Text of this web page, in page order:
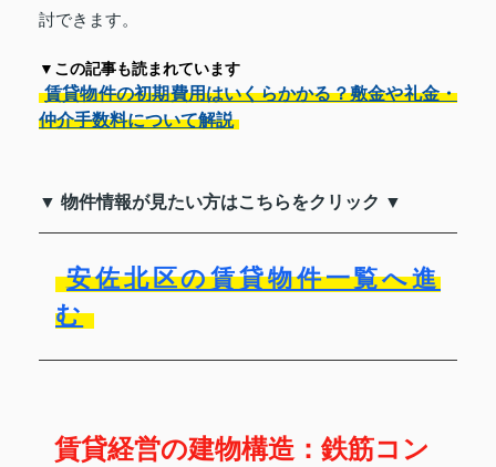
討できます。
▼この記事も読まれています
賃貸物件の初期費用はいくらかかる？敷金や礼金・
仲介手数料について解説
▼ 物件情報が見たい方はこちらをクリック ▼
安佐北区の賃貸物件一覧へ進
む
賃貸経営の建物構造：鉄筋コン